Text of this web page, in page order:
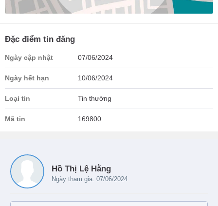
Đặc điểm tin đăng
Ngày cập nhật 07/06/2024
Ngày hết hạn 10/06/2024
Loại tin Tin thường
Mã tin 169800
Hồ Thị Lệ Hằng
Ngày tham gia: 07/06/2024